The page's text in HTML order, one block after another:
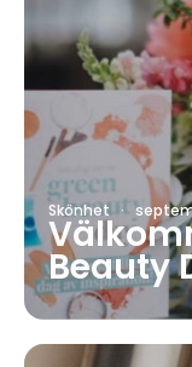
Skönhet ·
Beauty